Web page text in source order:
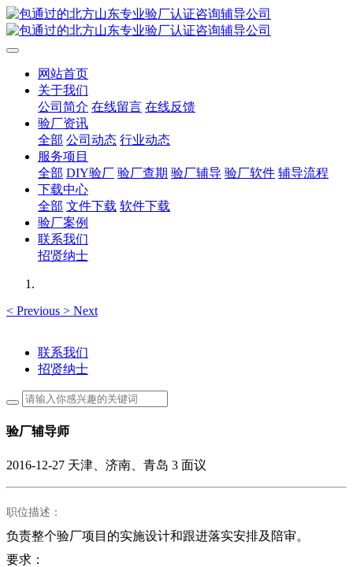
网站首页
关于我们
公司简介 在线留言 在线反馈
验厂资讯
全部 公司动态 行业动态
服务项目
全部 DIY验厂 验厂查期 验厂辅导 验厂软件 辅导流程
下载中心
全部 文件下载 软件下载
验厂案例
联系我们
招贤纳士
< Previous > Next
联系我们
招贤纳士
验厂辅导师
2016-12-27 天津、济南、青岛 3 面议
职位描述：
负责整个验厂项目的实施设计和跟进落实安排及陪审。
要求：